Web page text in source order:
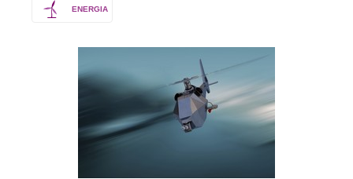
ENERGIA